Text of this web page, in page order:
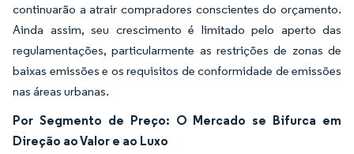
continuarão a atrair compradores conscientes do orçamento.
Ainda assim, seu crescimento é limitado pelo aperto das
regulamentações, particularmente as restrições de zonas de
baixas emissões e os requisitos de conformidade de emissões
nas áreas urbanas.
Por Segmento de Preço: O Mercado se Bifurca em
Direção ao Valor e ao Luxo